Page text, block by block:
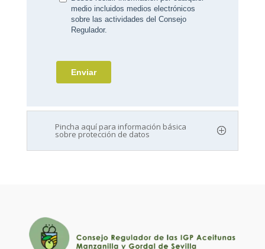
Pincha aquí para información básica
sobre protección de datos